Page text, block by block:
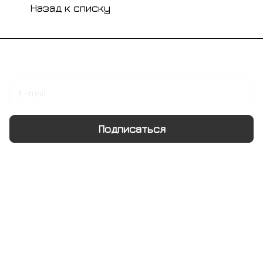
Назад к списку
Подписаться